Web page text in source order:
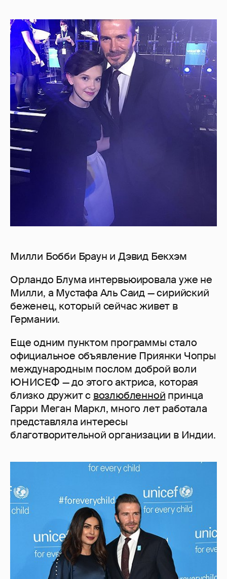
Милли Бобби Браун и Дэвид Бекхэм
Орландо Блума интервьюировала уже не
Милли, а Мустафа Аль Саид — сирийский
беженец, который сейчас живет в
Германии.
Еще одним пунктом программы стало
официальное объявление Приянки Чопры
международным послом доброй воли
ЮНИСЕФ — до этого актриса, которая
близко дружит с возлюбленной принца
Гарри Меган Маркл, много лет работала
представляла интересы
благотворительной организации в Индии.